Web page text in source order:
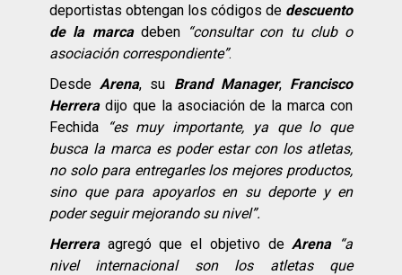
deportistas obtengan los códigos de descuento
de la marcadeben “consultar con tu club o
asociación correspondiente”.
DesdeArena, su Brand Manager,Francisco
Herreradijo que la asociación de la marca con
Fechida
“es muy importante, ya que lo que
busca la marca es poder estar con los atletas,
no solo para entregarles los mejores productos,
sino que para apoyarlos en su deporte y en
poder seguir mejorando su nivel”.
Herrera agregó que el objetivo deArena“a
nivel internacional son los atletas que